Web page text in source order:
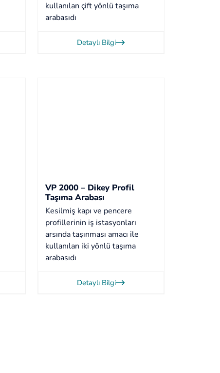
kullanılan çift yönlü taşıma
arabasıdı
Detaylı Bilgi
VP 2000 – Dikey Profil
Taşıma Arabası
Kesilmiş kapı ve pencere
profillerinin iş istasyonları
arsında taşınması amacı ile
kullanılan iki yönlü taşıma
arabasıdı
Detaylı Bilgi